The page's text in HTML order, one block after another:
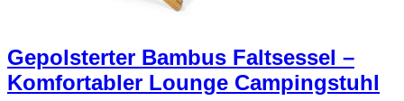
Gepolsterter Bambus Faltsessel –
Komfortabler Lounge Campingstuhl